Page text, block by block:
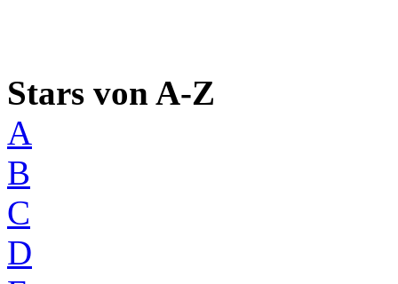
Stars von A-Z
A
B
C
D